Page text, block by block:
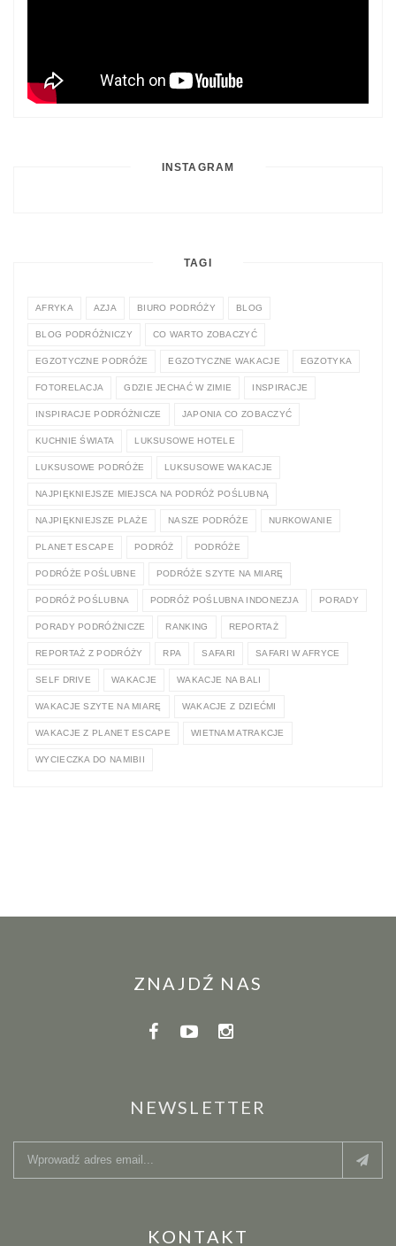
INSTAGRAM
TAGI
AFRYKA AZJA BIURO PODRÓŻY BLOG
BLOG PODRÓŻNICZY CO WARTO ZOBACZYĆ
EGZOTYCZNE PODRÓŻE EGZOTYCZNE WAKACJE EGZOTYKA
FOTORELACJA GDZIE JECHAĆ W ZIMIE INSPIRACJE
INSPIRACJE PODRÓŻNICZE JAPONIA CO ZOBACZYĆ
KUCHNIE ŚWIATA LUKSUSOWE HOTELE
LUKSUSOWE PODRÓŻE LUKSUSOWE WAKACJE
NAJPIĘKNIEJSZE MIEJSCA NA PODRÓŻ POŚLUBNĄ
NAJPIĘKNIEJSZE PLAŻE NASZE PODRÓŻE NURKOWANIE
PLANET ESCAPE PODRÓŻ PODRÓŻE
PODRÓŻE POŚLUBNE PODRÓŻE SZYTE NA MIARĘ
PODRÓŻ POŚLUBNA PODRÓŻ POŚLUBNA INDONEZJA PORADY
PORADY PODRÓŻNICZE RANKING REPORTAŻ
REPORTAŻ Z PODRÓŻY RPA SAFARI SAFARI W AFRYCE
SELF DRIVE WAKACJE WAKACJE NA BALI
WAKACJE SZYTE NA MIARĘ WAKACJE Z DZIEĆMI
WAKACJE Z PLANET ESCAPE WIETNAM ATRAKCJE
WYCIECZKA DO NAMIBII
ZNAJDŹ NAS
NEWSLETTER
KONTAKT